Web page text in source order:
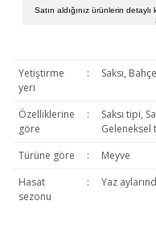
Satın aldığınız ürünlerin
Yetiştirme
yeri
: Saksı,
Özelliklerine
göre
:
Saksı tipi,
Geleneksel
Türüne göre
:
Meyve
Hasat
sezonu
: Yaz